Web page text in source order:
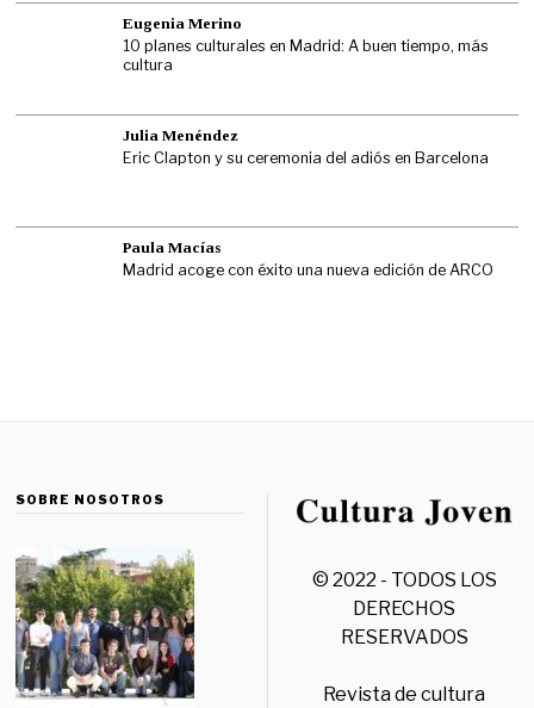
Eugenia Merino
10 planes culturales en Madrid: A buen tiempo, más
cultura
Julia Menéndez
Eric Clapton y su ceremonia del adiós en Barcelona
Paula Macías
Madrid acoge con éxito una nueva edición de ARCO
SOBRE NOSOTROS
© 2022 - TODOS LOS
DERECHOS
RESERVADOS
Revista de cultura